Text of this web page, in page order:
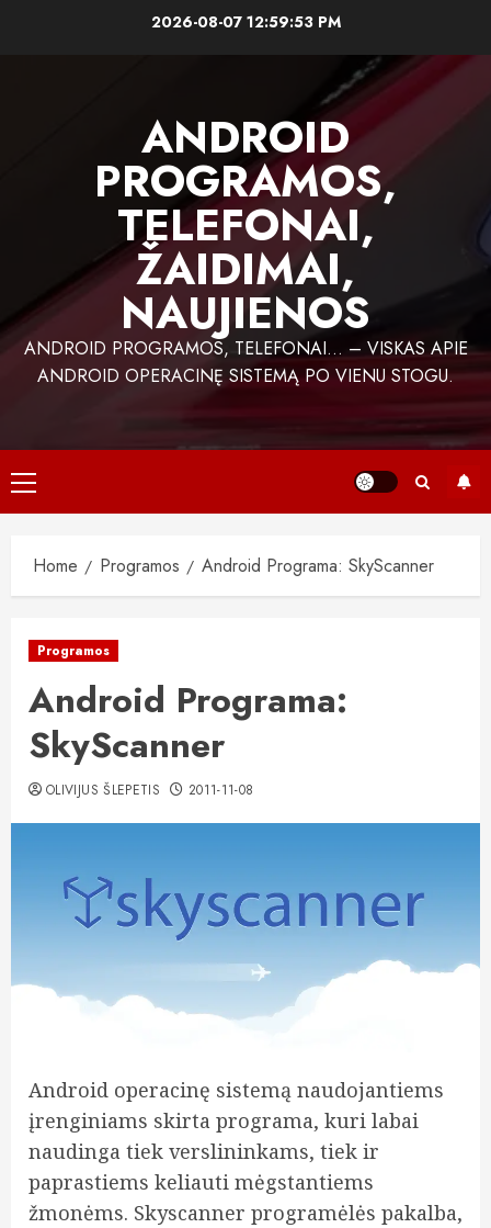
2026-08-07 12:59:53 PM
ANDROID
PROGRAMOS,
TELEFONAI,
ŽAIDIMAI,
NAUJIENOS
ANDROID PROGRAMOS, TELEFONAI… – VISKAS APIE
ANDROID OPERACINĘ SISTEMĄ PO VIENU STOGU.
Primary
Menu
Home Programos Android Programa: SkyScanner
Programos
Android Programa:
SkyScanner
OLIVIJUS ŠLEPETIS 2011-11-08
Android operacinę sistemą naudojantiems
įrenginiams skirta programa, kuri labai
naudinga tiek verslininkams, tiek ir
paprastiems keliauti mėgstantiems
žmonėms. Skyscanner programėlės pakalba,